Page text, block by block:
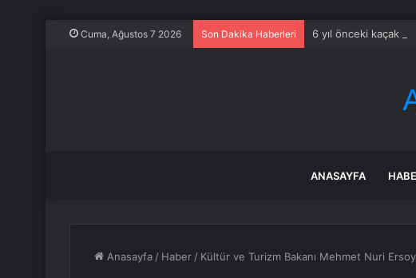
Cuma, Ağustos 7 2026 Son Dakika Haberleri 6 yıl önceki kaçak
ANASAYFA
Anasayfa / Haber / Kültür ve Turizm Bakanı Mehmet Nuri Ersoy